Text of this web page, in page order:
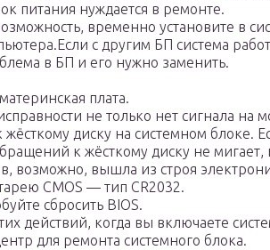
питания нуждается в ремонте.
временно установите в
с другим БП система
в БП и его нужно заменить.
плата.
не только нет сигнала на
диску на системном блоке.
к жёсткому диску не
возможно, вышла из строя
CMOS — тип CR2032.
сбросить BIOS.
действий, когда вы включаете
для ремонта системного блока.